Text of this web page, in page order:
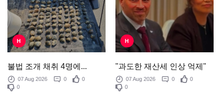
H
불법 조개 채취 4명에...
07 Aug 2026 0
0
0
H
"과도한 재산세 인상 억제"
07 Aug 2026 0
0
0